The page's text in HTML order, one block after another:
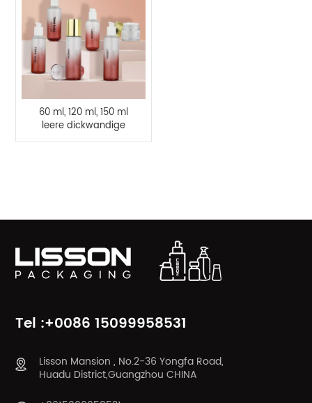
60 ml, 120 ml, 150 ml
leere dickwandige
PETG-
Tel :+0086 15099958531
Lisson Mansion , No.2-36 Yongfa Road,
Huadu District,Guangzhou CHINA